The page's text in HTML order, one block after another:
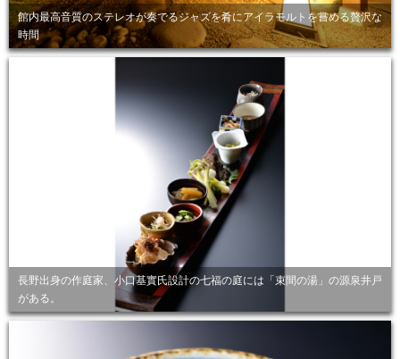
館内最高音質のステレオが奏でるジャズを肴にアイラモルトを嘗める贅沢な
時間
長野出身の作庭家、小口基實氏設計の七福の庭には「束間の湯」の源泉井戸
がある。